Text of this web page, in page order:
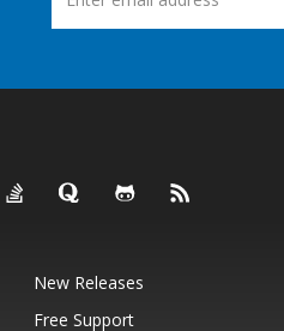
New Releases
Free Support